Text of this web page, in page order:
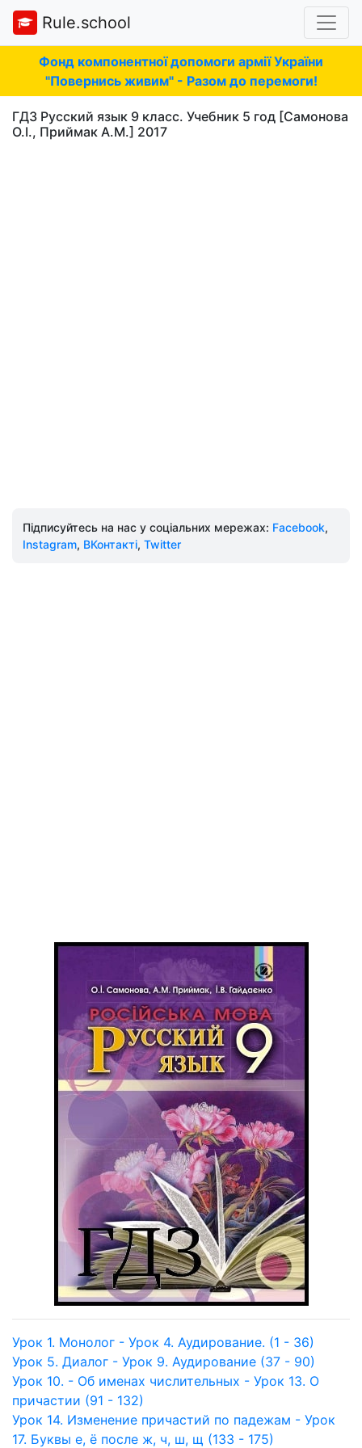
Rule.school
Фонд компонентної допомоги армії України
"Повернись живим" - Разом до перемоги!
ГДЗ Русский язык 9 класс. Учебник 5 год [Самонова
О.І., Приймак А.М.] 2017
Підписуйтесь на нас у соціальних мережах: Facebook,
Instagram, ВКонтакті, Twitter
Урок 1. Монолог - Урок 4. Аудирование. (1 - 36)
Урок 5. Диалог - Урок 9. Аудирование (37 - 90)
Урок 10. - Об именах числительных - Урок 13. О
причастии (91 - 132)
Урок 14. Изменение причастий по падежам - Урок
17. Буквы е, ё после ж, ч, ш, щ (133 - 175)